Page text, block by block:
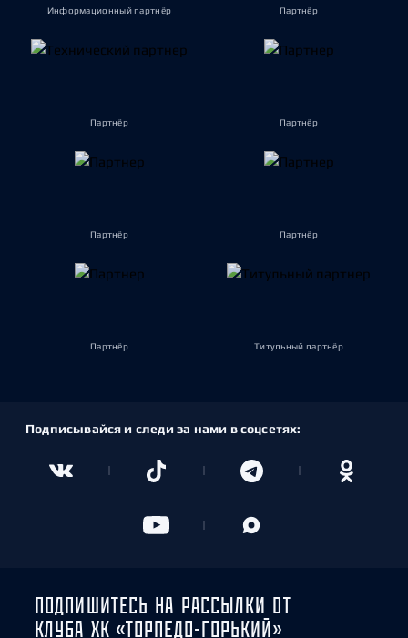
Информационный партнёр Партнёр
Партнёр Партнёр
Партнёр Партнёр
Партнёр Титульный партнёр
Подписывайся и следи за нами в соцсетях:
ПОДПИШИТЕСЬ НА РАССЫЛКИ ОТ
КЛУБА ХК «ТОРПЕДО-ГОРЬКИЙ»